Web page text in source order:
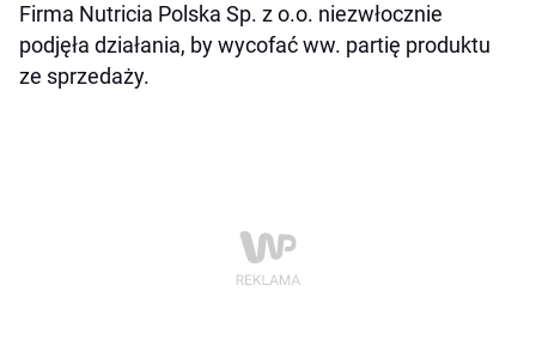
Firma Nutricia Polska Sp. z o.o. niezwłocznie
podjęła działania, by wycofać ww. partię produktu
ze sprzedaży.